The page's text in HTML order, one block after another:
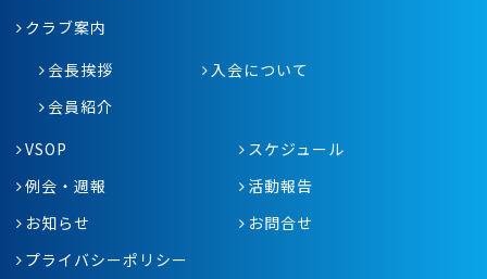
クラブ案内
会長挨拶
入会について
会員紹介
VSOP
スケジュール
例会・週報
活動報告
お知らせ
お問合せ
プライバシーポリシー